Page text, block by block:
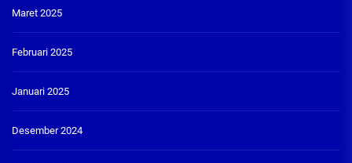
Maret 2025
Februari 2025
Januari 2025
Desember 2024